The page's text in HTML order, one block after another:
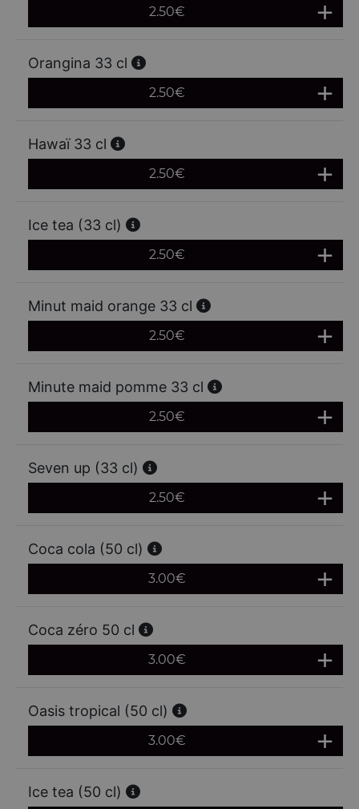
2.50€
Orangina 33 cl
2.50€
Hawaï 33 cl
2.50€
Ice tea (33 cl)
2.50€
Minut maid orange 33 cl
2.50€
Minute maid pomme 33 cl
2.50€
Seven up (33 cl)
2.50€
Coca cola (50 cl)
3.00€
Coca zéro 50 cl
3.00€
Oasis tropical (50 cl)
3.00€
Ice tea (50 cl)